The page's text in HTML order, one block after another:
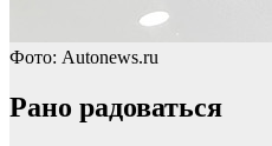
Фото: Autonews.ru
Рано радоваться